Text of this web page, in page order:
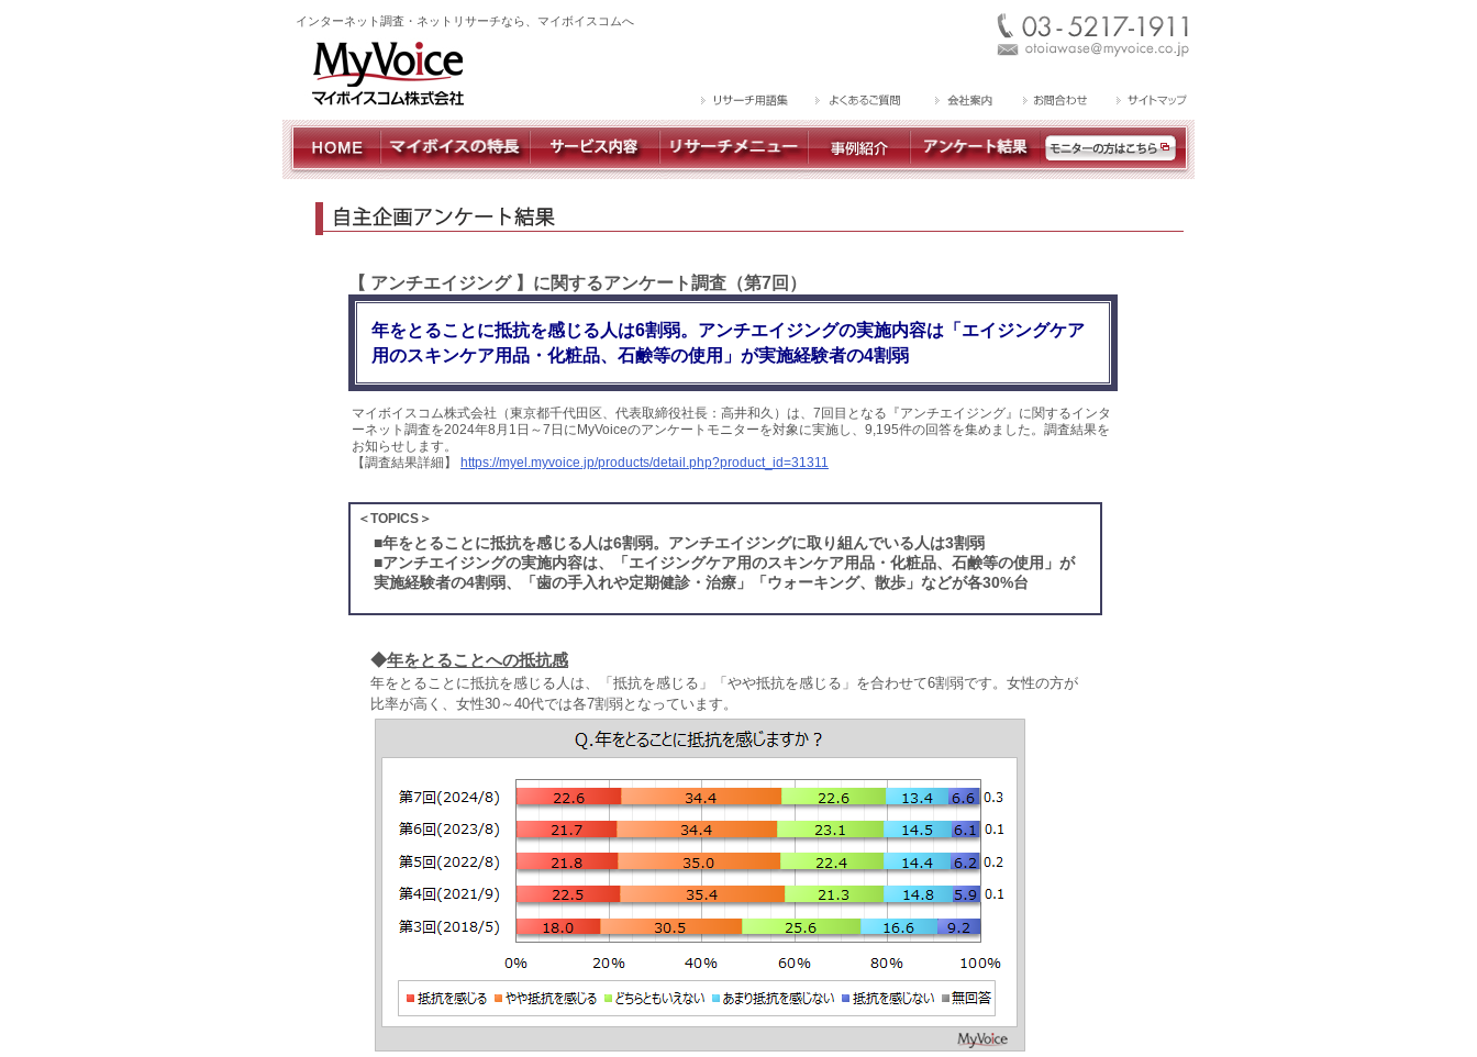
インターネット調査・ネットリサーチなら、マイボイスコムへ
【 アンチエイジング 】に関するアンケート調査（第7回）
年をとることに抵抗を感じる人は6割弱。アンチエイジングの実施内容は「エイジングケア
用のスキンケア用品・化粧品、石鹸等の使用」が実施経験者の4割弱
マイボイスコム株式会社（東京都千代田区、代表取締役社長：高井和久）は、7回目となる『アンチエイジング』に関するインタ
ーネット調査を2024年8月1日～7日にMyVoiceのアンケートモニターを対象に実施し、9,195件の回答を集めました。調査結果を
お知らせします。
【調査結果詳細】
https://myel.myvoice.jp/products/detail.php?product_id=31311
＜TOPICS＞
■年をとることに抵抗を感じる人は6割弱。アンチエイジングに取り組んでいる人は3割弱
■アンチエイジングの実施内容は、「エイジングケア用のスキンケア用品・化粧品、石鹸等の使用」が
実施経験者の4割弱、「歯の手入れや定期健診・治療」「ウォーキング、散歩」などが各30%台
◆年をとることへの抵抗感
年をとることに抵抗を感じる人は、「抵抗を感じる」「やや抵抗を感じる」を合わせて6割弱です。女性の方が
比率が高く、女性30～40代では各7割弱となっています。